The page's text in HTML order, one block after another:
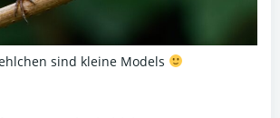
sind kleine Models